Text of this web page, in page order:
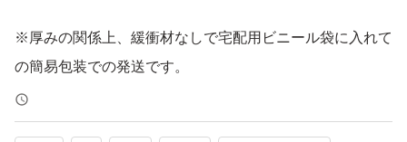
※厚みの関係上、緩衝材なしで宅配用ビニール袋に入れて
の簡易包装での発送です。
【商品状態】